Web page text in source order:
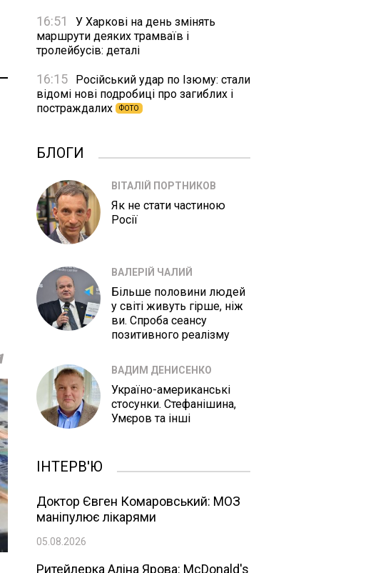
16:51
У Харкові на день змінять
маршрути деяких трамваїв і
тролейбусів: деталі
16:15
Російський удар по Ізюму: стали
відомі нові подробиці про загиблих і
постраждалих
ФОТО
БЛОГИ
ВІТАЛІЙ ПОРТНИКОВ
Як не стати частиною
Росії
ВАЛЕРІЙ ЧАЛИЙ
Більше половини людей
у світі живуть гірше, ніж
ви. Спроба сеансу
позитивного реалізму
ВАДИМ ДЕНИСЕНКО
Україно-американські
стосунки. Стефанішина,
Умєров та інші
ІНТЕРВ'Ю
Доктор Євген Комаровський: МОЗ
маніпулює лікарями
05.08.2026
Ритейлерка Аліна Ярова: McDonald's